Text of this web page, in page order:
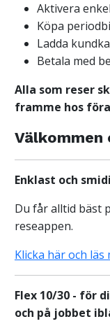
Aktivera
Köpa
Ladda
Betala med
Alla som reser
framme hos
Välkommen
Enklast och
Du får alltid bäst
reseappen.
Klicka här och läs
Flex 10/30 - för
och på jobbet